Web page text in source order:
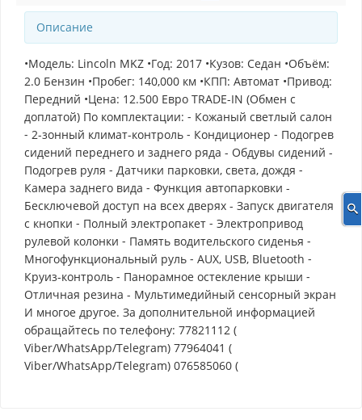
Описание
•Модель: Lincoln MKZ •Год: 2017 •Кузов: Седан •Объём:
2.0 Бензин •Пробег: 140,000 км •КПП: Автомат •Привод:
Передний •Цена: 12.500 Евро TRADE-IN (Обмен с
доплатой) По комплектации: ⁃ Кожаный светлый салон
⁃ 2-зонный климат-контроль ⁃ Кондиционер ⁃ Подогрев
сидений переднего и заднего ряда - Обдувы сидений -
Подогрев руля ⁃ Датчики парковки, света, дождя ⁃
Камера заднего вида ⁃ Функция автопарковки -
Бесключевой доступ на всех дверях - Запуск двигателя
с кнопки ⁃ Полный электропакет ⁃ Электропривод
рулевой колонки ⁃ Память водительского сиденья ⁃
Многофункциональный руль ⁃ AUX, USB, Bluetooth ⁃
Круиз-контроль ⁃ Панорамное остекление крыши ⁃
Отличная резина - Мультимедийный сенсорный экран
И многое другое. За дополнительной информацией
обращайтесь по телефону: 77821112 (
Viber/WhatsApp/Telegram) 77964041 (
Viber/WhatsApp/Telegram) 076585060 (